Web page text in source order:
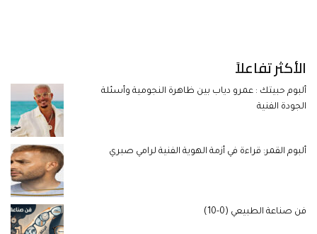
الأكثر تفاعلاً
ألبوم حبيتك : عمرو دياب بين ظاهرة النجومية وأسئلة
الجودة الفنية
ألبوم القمر: قراءة في أزمة الهوية الفنية لرامي صبري
فن صناعة الطبيعي (0-10)